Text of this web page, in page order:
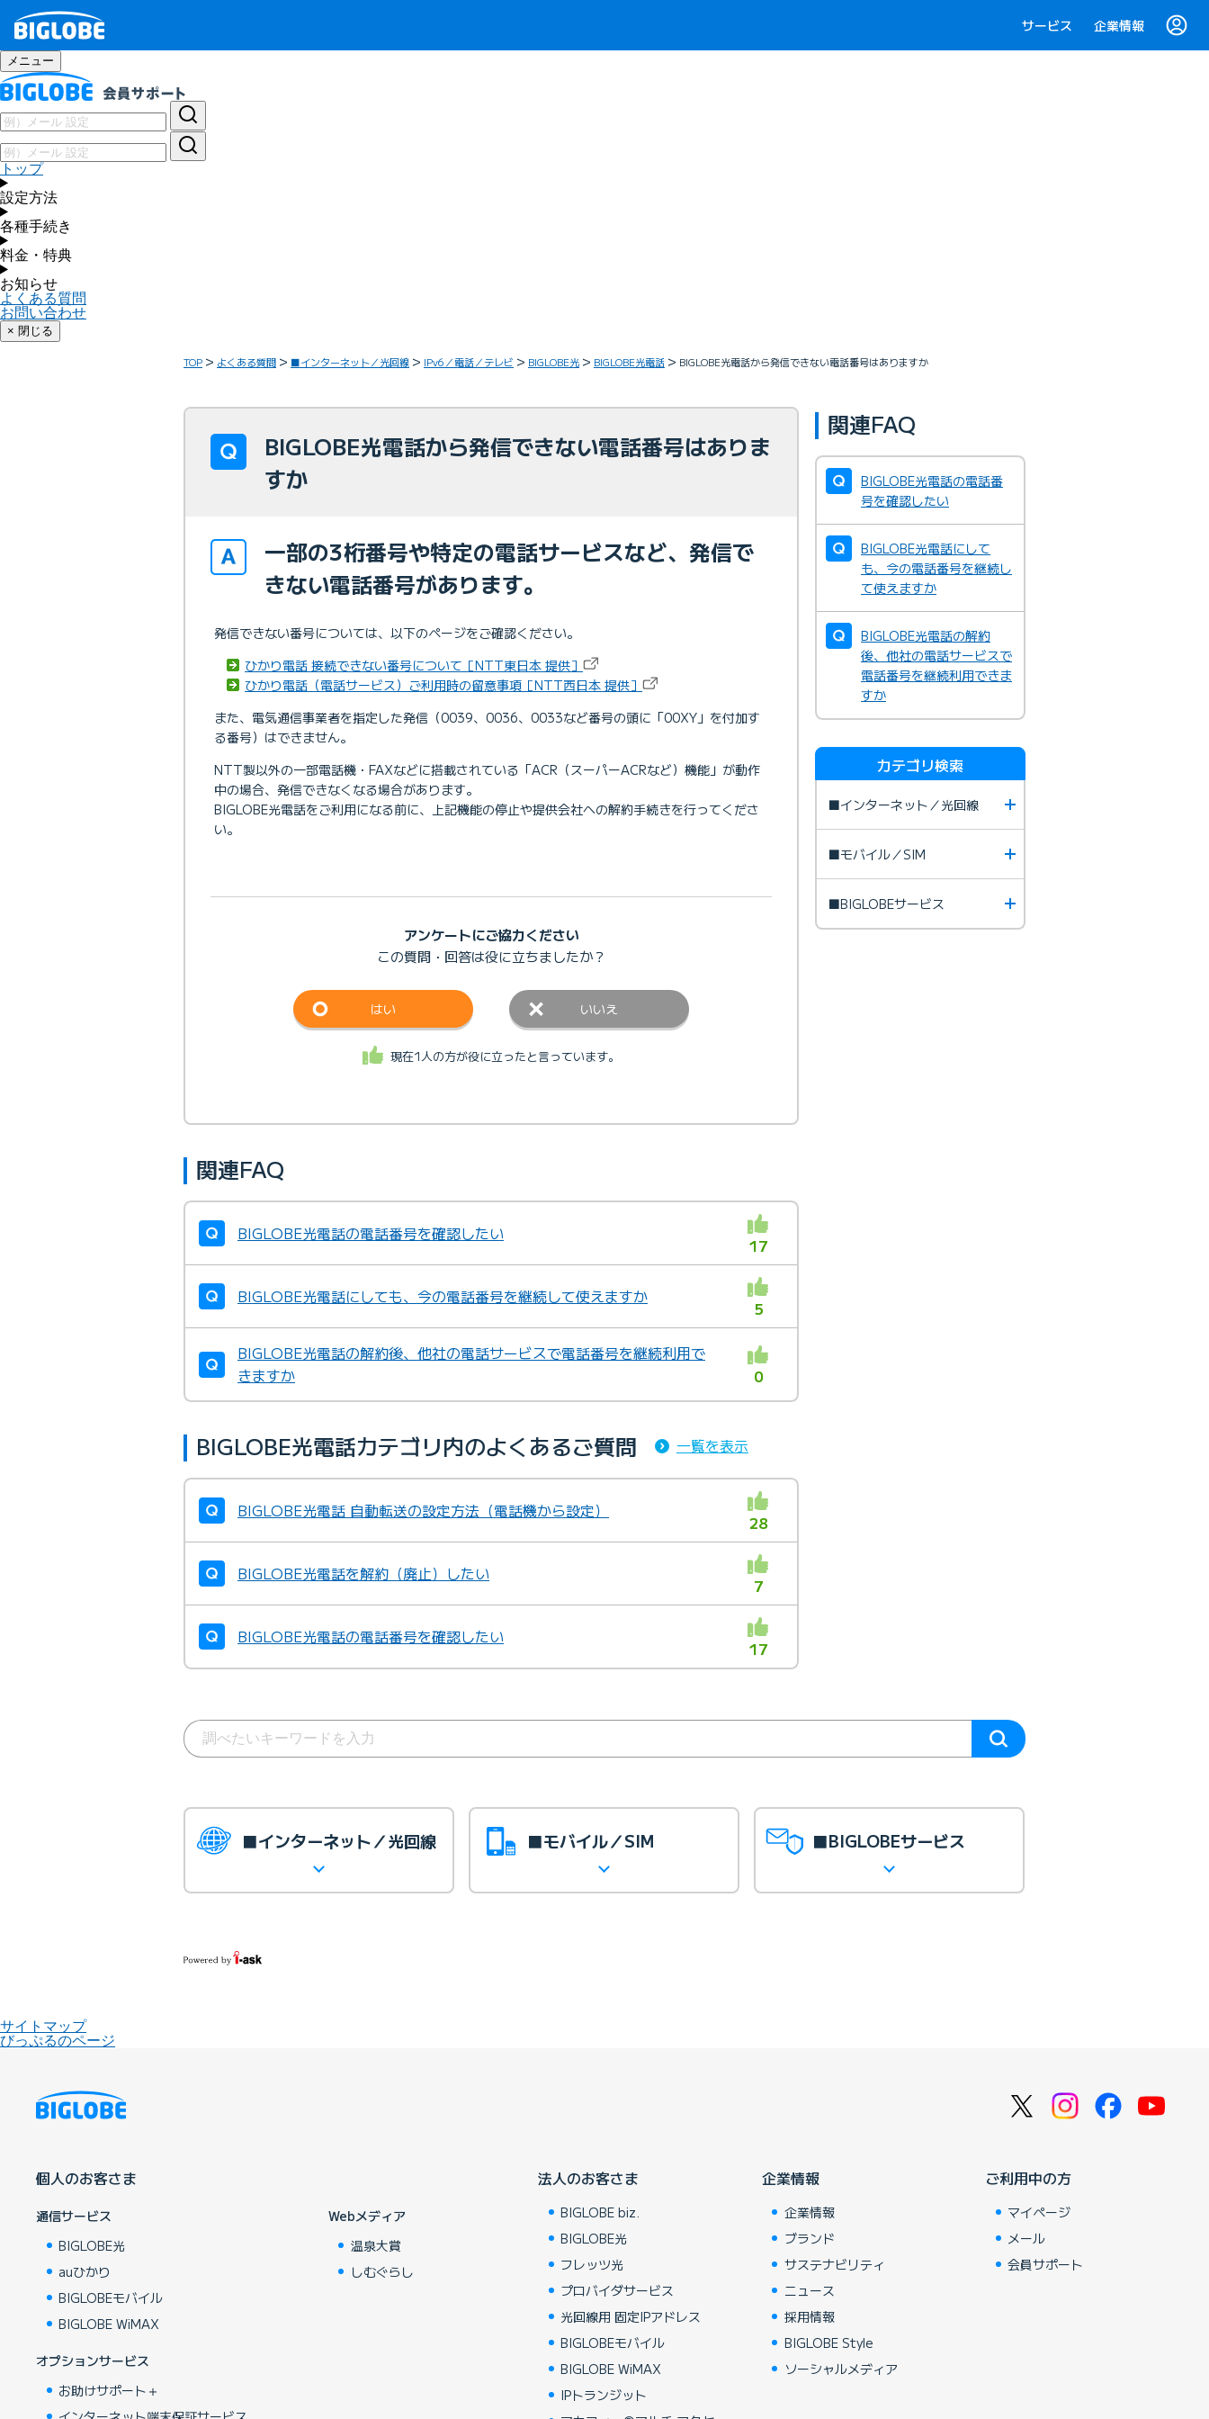
サービス 企業情報
メニュー
トップ
設定方法
各種手続き
料金・特典
お知らせ
よくある質問
お問い合わせ
× 閉じる
TOP よくある質問 ■インターネット／光回線 IPv6／電話／テレビ BIGLOBE光 BIGLOBE光電話 BIGLOBE光電話から発信できない電話番号はありますか
BIGLOBE光電話から発信できない電話番号はありま
すか
一部の3桁番号や特定の電話サービスなど、発信で
きない電話番号があります。
発信できない番号については、以下のページをご確認ください。
ひかり電話 接続できない番号について［NTT東日本 提供］
ひかり電話（電話サービス）ご利用時の留意事項［NTT西日本 提供］
また、電気通信事業者を指定した発信（0039、0036、0033など番号の頭に「00XY」を付加す
る番号）はできません。
NTT製以外の一部電話機・FAXなどに搭載されている「ACR（スーパーACRなど）機能」が動作
中の場合、発信できなくなる場合があります。
BIGLOBE光電話をご利用になる前に、上記機能の停止や提供会社への解約手続きを行ってくださ
い。
アンケートにご協力ください
この質問・回答は役に立ちましたか？
はい いいえ
現在1人の方が役に立ったと言っています。
関連FAQ
BIGLOBE光電話の電話番号を確認したい
17
BIGLOBE光電話にしても、今の電話番号を継続して使えますか
5
BIGLOBE光電話の解約後、他社の電話サービスで電話番号を継続利用で
きますか
0
BIGLOBE光電話カテゴリ内のよくあるご質問 一覧を表示
BIGLOBE光電話 自動転送の設定方法（電話機から設定）
28
BIGLOBE光電話を解約（廃止）したい
7
BIGLOBE光電話の電話番号を確認したい
17
関連FAQ
BIGLOBE光電話の電話番
号を確認したい
BIGLOBE光電話にして
も、今の電話番号を継続し
て使えますか
BIGLOBE光電話の解約
後、他社の電話サービスで
電話番号を継続利用できま
すか
カテゴリ検索
■インターネット／光回線
■モバイル／SIM
■BIGLOBEサービス
■インターネット／光回線 ■モバイル／SIM ■BIGLOBEサービス
サイトマップ
びっぷるのページ
個人のお客さま
通信サービス
BIGLOBE光
auひかり
BIGLOBEモバイル
BIGLOBE WiMAX
オプションサービス
お助けサポート＋
Webメディア
温泉大賞
しむぐらし
法人のお客さま
BIGLOBE biz.
BIGLOBE光
フレッツ光
プロバイダサービス
光回線用 固定IPアドレス
BIGLOBEモバイル
BIGLOBE WiMAX
IPトランジット
企業情報
企業情報
ブランド
サステナビリティ
ニュース
採用情報
BIGLOBE Style
ソーシャルメディア
ご利用中の方
マイページ
メール
会員サポート